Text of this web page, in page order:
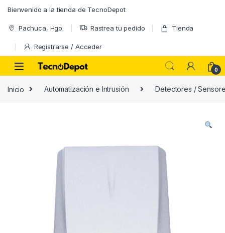
Bienvenido a la tienda de TecnoDepot
Pachuca, Hgo. Rastrea tu pedido Tienda
Registrarse / Acceder
0
Inicio Automatización e Intrusión Detectores /